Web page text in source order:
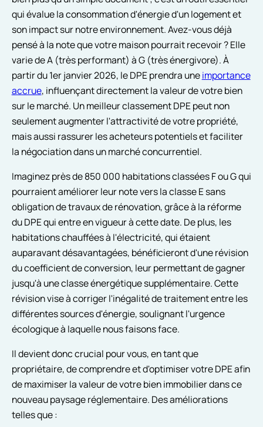
qui évalue la consommation d'énergie d'un logement et
son impact sur notre environnement. Avez-vous déjà
pensé à la note que votre maison pourrait recevoir ? Elle
varie de A (très performant) à G (très énergivore). À
partir du 1er janvier 2026, le DPE prendra uneimportance
accrue, influençant directement la valeur de votre bien
sur le marché. Un meilleur classement DPE peut non
seulement augmenter l'attractivité de votre propriété,
mais aussi rassurer les acheteurs potentiels et faciliter
la négociation dans un marché concurrentiel.
Imaginez près de 850 000 habitations classées F ou G qui
pourraient améliorer leur note vers la classe E sans
obligation de travaux de rénovation, grâce à la réforme
du DPE qui entre en vigueur à cette date. De plus, les
habitations chauffées à l'électricité, qui étaient
auparavant désavantagées, bénéficieront d'une révision
du coefficient de conversion, leur permettant de gagner
jusqu'à une classe énergétique supplémentaire. Cette
révision vise à corriger l'inégalité de traitement entre les
différentes sources d'énergie, soulignant l'urgence
écologique à laquelle nous faisons face.
Il devient donc crucial pour vous, en tant que
propriétaire, de comprendre et d'optimiser votre DPE afin
de maximiser la valeur de votre bien immobilier dans ce
nouveau paysage réglementaire. Des améliorations
telles que :